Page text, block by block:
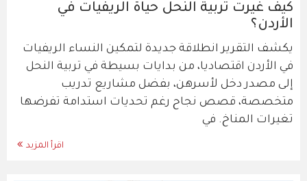
كيف غيرت تربية النحل حياة الريفيات في
الأردن؟
يكشف التقرير انطلاقة جديدة لتمكين النساء الريفيات
في الأردن اقتصاديا، من بدايات بسيطة في تربية النحل
إلى مصدر دخل لأسرهن، بفضل مشاريع تدريب
متخصصة، قصص نجاح رغم تحديات استدامة تفرضها
تغيرات المناخ. في
اقرأ المزيد